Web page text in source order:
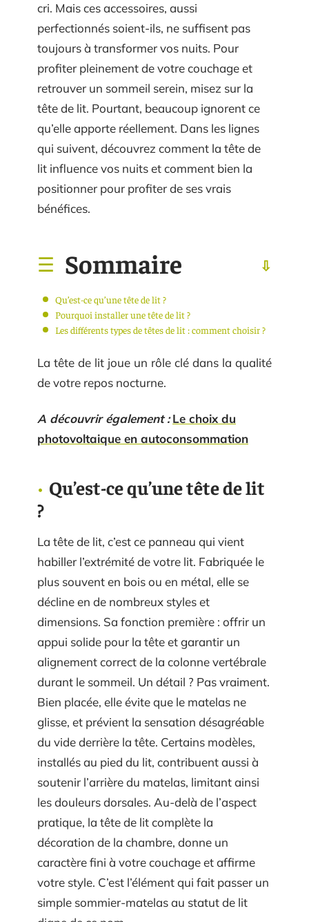
cri. Mais ces accessoires, aussi
perfectionnés soient-ils, ne suffisent pas
toujours à transformer vos nuits. Pour
profiter pleinement de votre couchage et
retrouver un sommeil serein, misez sur la
tête de lit. Pourtant, beaucoup ignorent ce
qu’elle apporte réellement. Dans les lignes
qui suivent, découvrez comment la tête de
lit influence vos nuits et comment bien la
positionner pour profiter de ses vrais
bénéfices.
Sommaire
Qu’est-ce qu’une tête de lit ?
Pourquoi installer une tête de lit ?
Les différents types de têtes de lit : comment choisir ?
La tête de lit joue un rôle clé dans la qualité
de votre repos nocturne.
A découvrir également : Le choix du
photovoltaique en autoconsommation
Qu’est-ce qu’une tête de lit
?
La tête de lit, c’est ce panneau qui vient
habiller l’extrémité de votre lit. Fabriquée le
plus souvent en bois ou en métal, elle se
décline en de nombreux styles et
dimensions. Sa fonction première : offrir un
appui solide pour la tête et garantir un
alignement correct de la colonne vertébrale
durant le sommeil. Un détail ? Pas vraiment.
Bien placée, elle évite que le matelas ne
glisse, et prévient la sensation désagréable
du vide derrière la tête. Certains modèles,
installés au pied du lit, contribuent aussi à
soutenir l’arrière du matelas, limitant ainsi
les douleurs dorsales. Au-delà de l’aspect
pratique, la tête de lit complète la
décoration de la chambre, donne un
caractère fini à votre couchage et affirme
votre style. C’est l’élément qui fait passer un
simple sommier-matelas au statut de lit